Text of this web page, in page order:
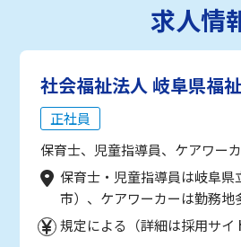
求人情
社会福祉法人 岐阜県福
正社員
保育士、児童指導員、ケアワー
保育士・児童指導員は岐阜県
市）、ケアワーカーは勤務地
規定による（詳細は採用サイ